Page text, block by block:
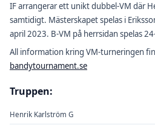
IF arrangerar ett unikt dubbel-VM där
samtidigt. Mästerskapet spelas i
april 2023. B-VM på herrsidan spelas
All information kring VM-turneringen
bandytournament.se
Truppen:
Henrik Karlström G